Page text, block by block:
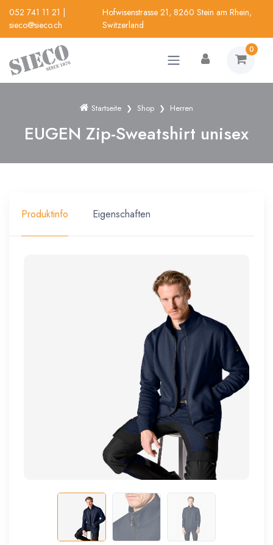
052 741 11 21
sieco@sieco.ch
Hofwisenstrasse 21, 8260 Stein am Rhein,
Switzerland
0
Startseite Shop Herren
EUGEN Zip-Sweatshirt unisex
Produktinfo Eigenschaften